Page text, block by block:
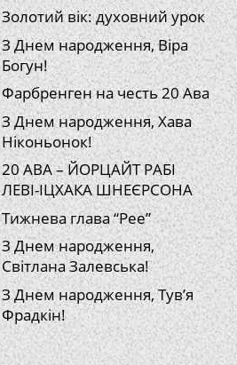
Золотий вік: духовний урок
З Днем народження, Віра
Богун!
Фарбренген на честь 20 Ава
З Днем народження, Хава
Ніконьонок!
20 АВА – ЙОРЦАЙТ РАБІ
ЛЕВІ-ІЦХАКА ШНЕЄРСОНА
Тижнева глава “Рее”
З Днем народження,
Світлана Залевська!
З Днем народження, Тув’я
Фрадкін!